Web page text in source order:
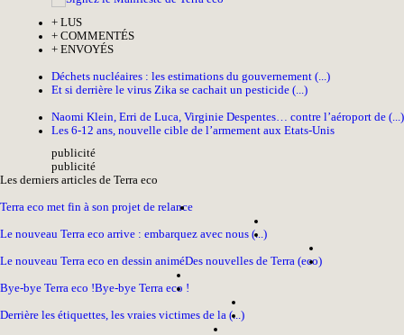
+ LUS
+ COMMENTÉS
+ ENVOYÉS
Déchets nucléaires : les estimations du gouvernement (...)
Et si derrière le virus Zika se cachait un pesticide (...)
Naomi Klein, Erri de Luca, Virginie Despentes… contre l’aéroport de (...)
Les 6-12 ans, nouvelle cible de l’armement aux Etats-Unis
publicité
publicité
Les derniers articles de Terra eco
Terra eco met fin à son projet de relance
Le nouveau Terra eco arrive : embarquez avec nous (...)
Le nouveau Terra eco en dessin animéDes nouvelles de Terra (eco)
Bye-bye Terra eco !Bye-bye Terra eco !
Derrière les étiquettes, les vraies victimes de la (...)